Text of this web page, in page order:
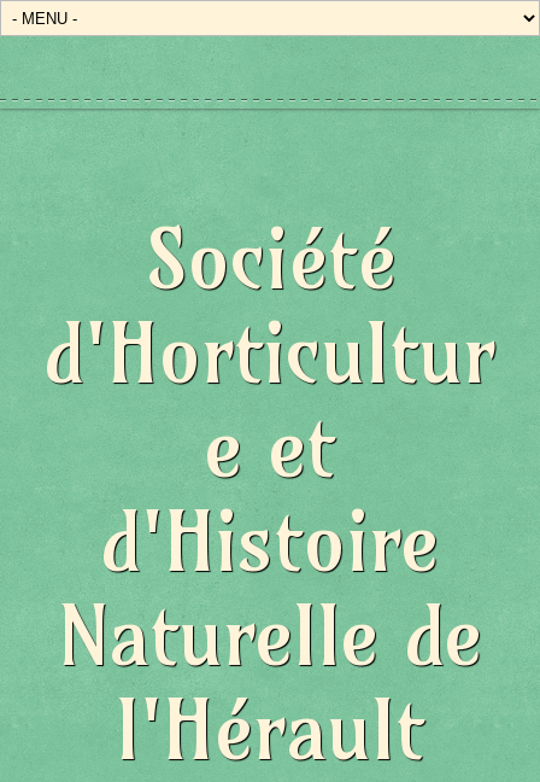
Société
d'Horticultur
e et
d'Histoire
Naturelle de
l'Hérault